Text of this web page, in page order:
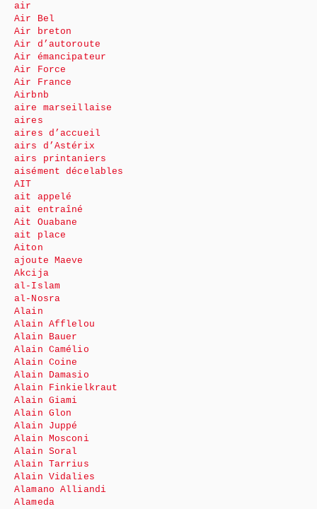
air
Air Bel
Air breton
Air d’autoroute
Air émancipateur
Air Force
Air France
Airbnb
aire marseillaise
aires
aires d’accueil
airs d’Astérix
airs printaniers
aisément décelables
AIT
ait appelé
ait entraîné
Ait Ouabane
ait place
Aiton
ajoute Maeve
Akcija
al-Islam
al-Nosra
Alain
Alain Afflelou
Alain Bauer
Alain Camélio
Alain Coine
Alain Damasio
Alain Finkielkraut
Alain Giami
Alain Glon
Alain Juppé
Alain Mosconi
Alain Soral
Alain Tarrius
Alain Vidalies
Alamano Alliandi
Alameda